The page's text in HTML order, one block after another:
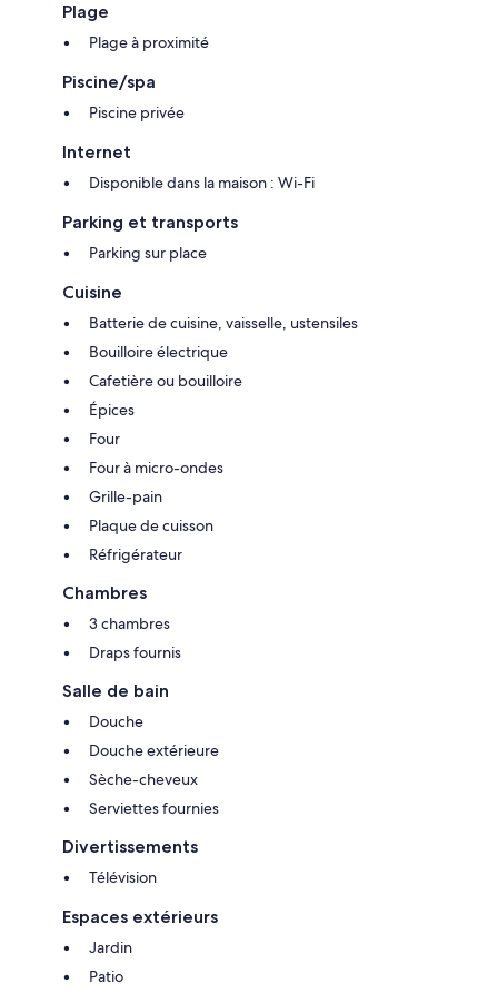
Plage
Plage à proximité
Piscine/spa
Piscine privée
Internet
Disponible dans la maison : Wi-Fi
Parking et transports
Parking sur place
Cuisine
Batterie de cuisine, vaisselle, ustensiles
Bouilloire électrique
Cafetière ou bouilloire
Épices
Four
Four à micro-ondes
Grille-pain
Plaque de cuisson
Réfrigérateur
Chambres
3 chambres
Draps fournis
Salle de bain
Douche
Douche extérieure
Sèche-cheveux
Serviettes fournies
Divertissements
Télévision
Espaces extérieurs
Jardin
Patio